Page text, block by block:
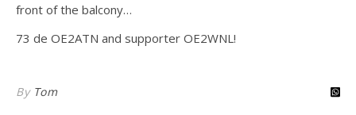
front of the balcony…
73 de OE2ATN and supporter OE2WNL!
By Tom